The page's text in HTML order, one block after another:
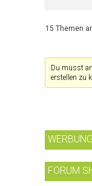
15 Themen
Du musst
erstellen zu
WERBUNG
FORUM